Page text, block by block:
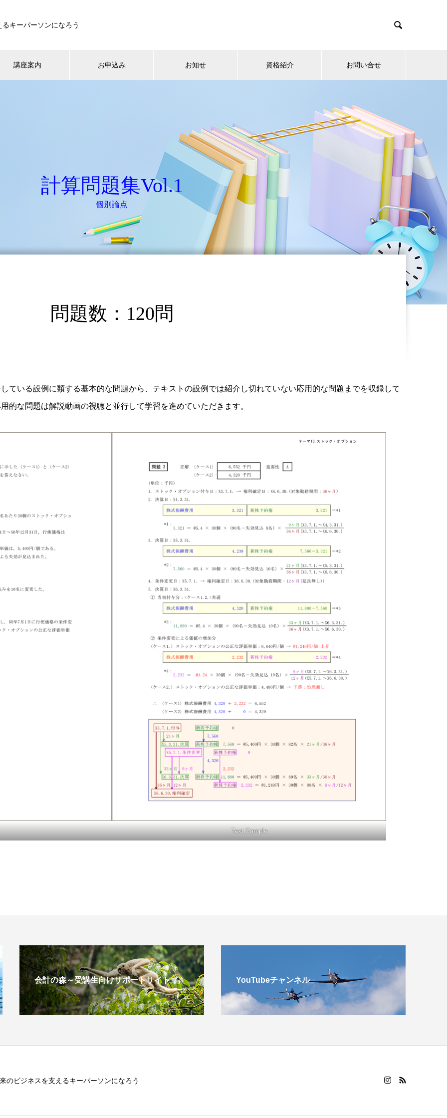
キーパーソンになろう 
講座案内 お申込み お知せ 資格紹介 お問い合せ
計算問題集Vol.1
個別論点
問題数：120問
ている設例に類する基本的な問題から、テキストの設例では紹介し切れていない応用的な問題までを収録して
的な問題は解説動画の視聴と並行して学習を進めていただきます。
Text Sample
会計の森～受講生向けサポートサイト YouTubeチャンネル
のビジネスを支えるキーパーソンになろう